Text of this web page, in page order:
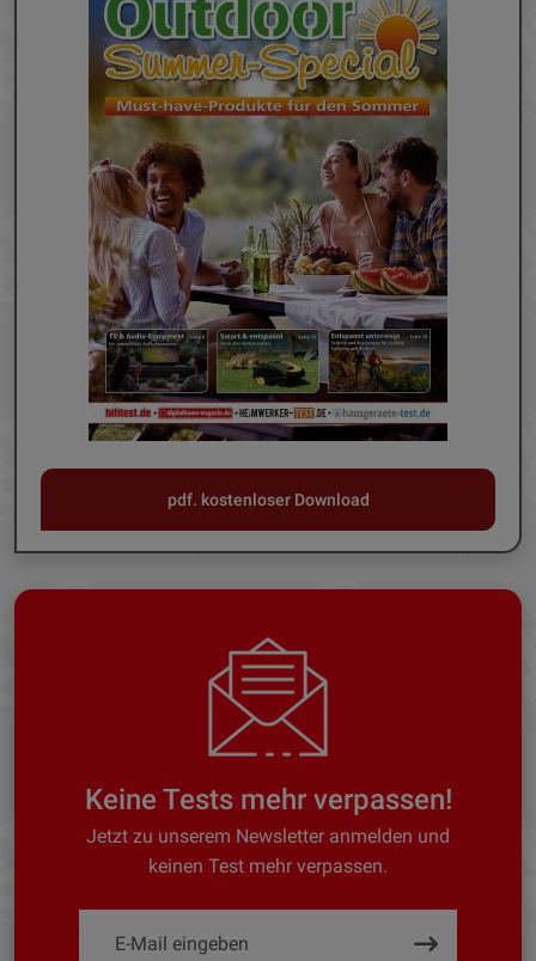
pdf. kostenloser Download
Keine Tests mehr verpassen!
Jetzt zu unserem Newsletter anmelden und
keinen Test mehr verpassen.